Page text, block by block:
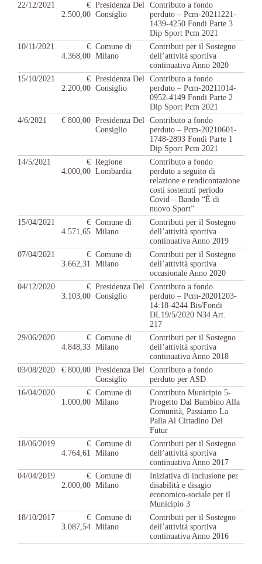
22/12/2021
€
2.500,00
Presidenza Del
Consiglio
Contributo a fondo
perduto – Pcm-20211221-
1439-4250 Fondi Parte 3
Dip Sport Pcm 2021
10/11/2021
€
4.368,00
Comune di
Milano
Contributi per il Sostegno
dell’attività sportiva
continuativa Anno 2020
15/10/2021
€
2.200,00
Presidenza Del
Consiglio
Contributo a fondo
perduto – Pcm-20211014-
0952-4149 Fondi Parte 2
Dip Sport Pcm 2021
4/6/2021
€ 800,00 Presidenza Del
Consiglio
Contributo a fondo
perduto – Pcm-20210601-
1748-2893 Fondi Parte 1
Dip Sport Pcm 2021
14/5/2021
€
4.000,00
Regione
Lombardia
Contributo a fondo
perduto a seguito di
relazione e rendicontazione
costi sostenuti periodo
Covid – Bando “È di
nuovo Sport”
15/04/2021
€
4.571,65
Comune di
Milano
Contributi per il Sostegno
dell’attività sportiva
continuativa Anno 2019
07/04/2021
€
3.662,31
Comune di
Milano
Contributi per il Sostegno
dell’attività sportiva
occasionale Anno 2020
04/12/2020
€
3.103,00
Presidenza Del
Consiglio
Contributo a fondo
perduto – Pcm-20201203-
14:18-4244 Bis/Fondi
DL19/5/2020 N34 Art.
217
29/06/2020
€
4.848,33
Comune di
Milano
Contributi per il Sostegno
dell’attività sportiva
continuativa Anno 2018
03/08/2020
€ 800,00 Presidenza Del
Consiglio
Contributo a fondo
perduto per ASD
16/04/2020
€
1.000,00
Comune di
Milano
Contributo Municipio 5-
Progetto Dal Bambino Alla
Comunità, Passiamo La
Palla Al Cittadino Del
Futur
18/06/2019
€
4.764,61
Comune di
Milano
Contributi per il Sostegno
dell’attività sportiva
continuativa Anno 2017
04/04/2019
€
2.000,00
Comune di
Milano
Iniziativa di inclusione per
disabilità e disagio
economico-sociale per il
Municipio 3
18/10/2017
€
3.087,54
Comune di
Milano
Contributi per il Sostegno
dell’attività sportiva
continuativa Anno 2016